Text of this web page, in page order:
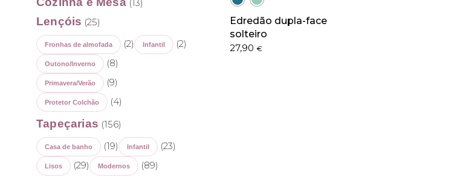
Edredão dupla-face
solteiro
27,90 €
(13)
Lençóis (25)
Fronhas de almofada (2) Infantil (2)
Outono/Inverno (8)
Primavera/Verão (9)
Protetor Colchão (4)
Tapeçarias (156)
Casa de banho (19) Infantil (23)
Lisos (29) Modernos (89)